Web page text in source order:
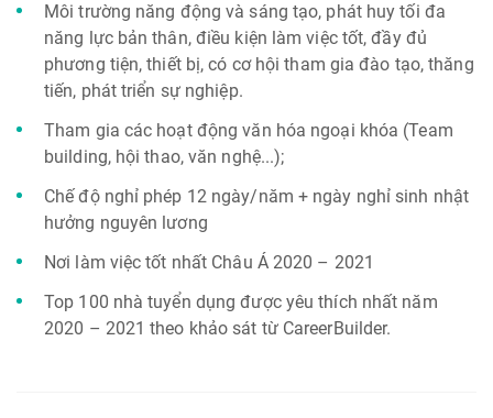
Môi trường năng động và sáng tạo, phát huy tối đa
năng lực bản thân, điều kiện làm việc tốt, đầy đủ
phương tiện, thiết bị, có cơ hội tham gia đào tạo, thăng
tiến, phát triển sự nghiệp.
Tham gia các hoạt động văn hóa ngoại khóa (Team
building, hội thao, văn nghệ...);
Chế độ nghỉ phép 12 ngày/năm + ngày nghỉ sinh nhật
hưởng nguyên lương
Nơi làm việc tốt nhất Châu Á 2020 – 2021
Top 100 nhà tuyển dụng được yêu thích nhất năm
2020 – 2021 theo khảo sát từ CareerBuilder.